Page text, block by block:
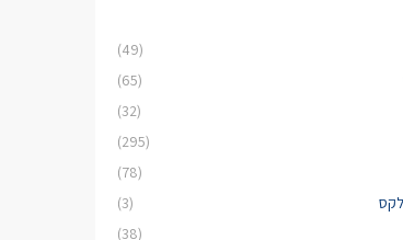
(49)
(65)
(32)
(295)
(78)
(3)
(38)